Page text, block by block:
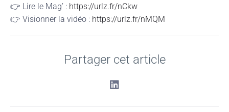
👉 Lire le Mag’ : https://urlz.fr/nCkw
👉 Visionner la vidéo : https://urlz.fr/nMQM
Partager cet article